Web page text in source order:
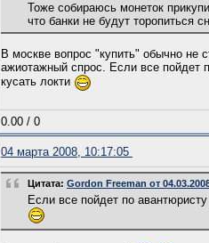
Тоже собираюсь монеток
что банки не будут торопиться
В москве вопрос "купить" обычно не
ажиотажный спрос. Если все пойдет
кусать локти
0.00 / 0
04 марта 2008, 10:17:05
Цитата: Gordon Freeman от
Если все пойдет по